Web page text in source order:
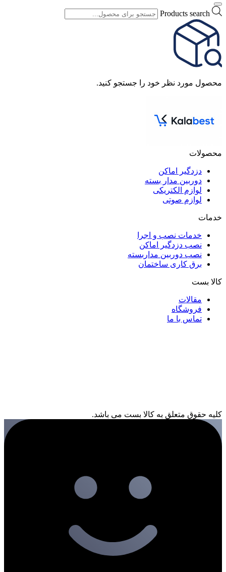
Products search
محصول مورد نظر خود را جستجو کنید.
محصولات
دزدگیر اماکن
دوربین مدار بسته
لوازم الکتریکی
لوازم صوتی
خدمات
خدمات نصب و اجرا
نصب دزدگیر اماکن
نصب دوربین مداربسته
برق کاری ساختمان
کالا بست
مقالات
فروشگاه
تماس با ما
کلیه حقوق متعلق به کالا بست می باشد.